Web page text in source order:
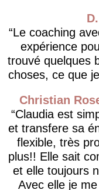
Le coaching
expérience
trouvé quelques
choses, ce que
Christian
Claudia est
et transfere sa
flexible, très
plus!! Elle sait
et elle toujours
Avec elle je